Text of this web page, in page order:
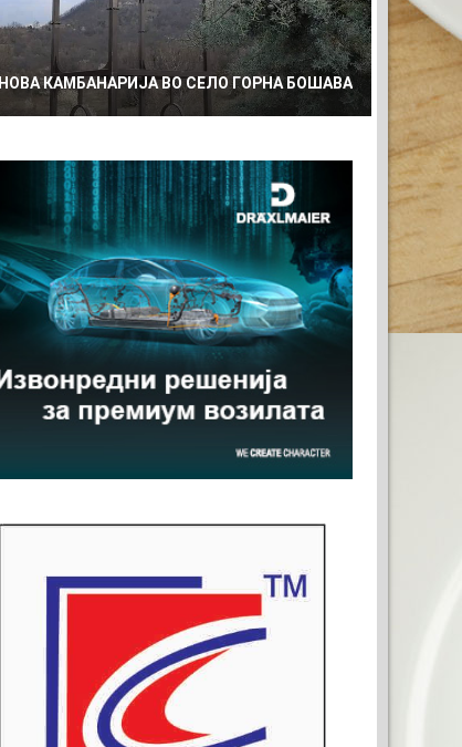
НОВА КАМБАНАРИЈА ВО СЕЛО ГОРНА БОШАВА